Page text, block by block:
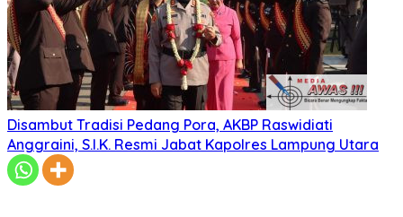
Disambut Tradisi Pedang Pora, AKBP Raswidiati
Anggraini, S.I.K. Resmi Jabat Kapolres Lampung Utara